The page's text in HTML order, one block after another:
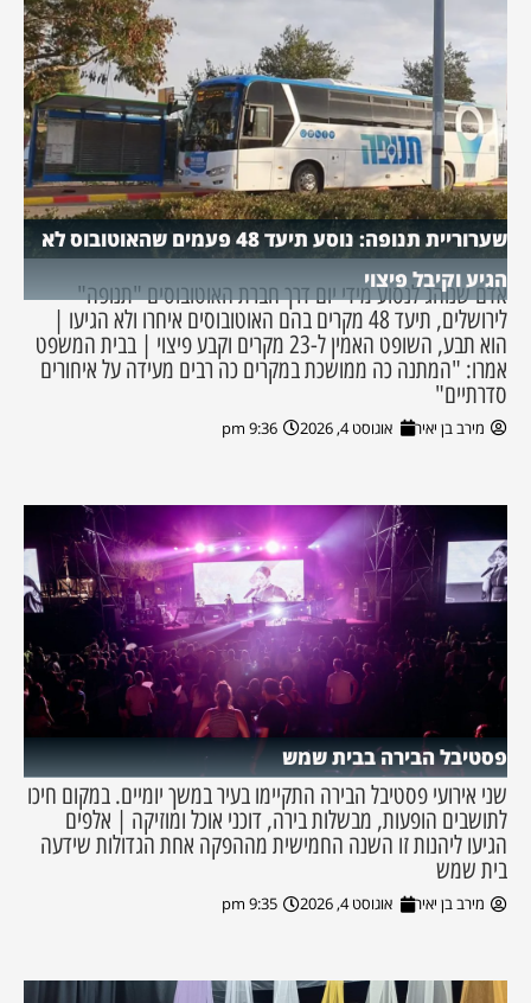
שערוריית תנופה: נוסע תיעד 48 פעמים שהאוטובוס לא
הגיע וקיבל פיצוי
אדם שנוהג לנסוע מידי יום דרך חברת האוטובוסים "תנופה"
לירושלים, תיעד 48 מקרים בהם האוטובוסים איחרו ולא הגיעו |
הוא תבע, השופט האמין ל-23 מקרים וקבע פיצוי | בבית המשפט
אמרו: "המתנה כה ממושכת במקרים כה רבים מעידה על איחורים
סדרתיים"
מירב בן יאיר אוגוסט 4, 2026 9:36 pm
פסטיבל הבירה בבית שמש
שני אירועי פסטיבל הבירה התקיימו בעיר במשך יומיים. במקום חיכו
לתושבים הופעות, מבשלות בירה, דוכני אוכל ומוזיקה | אלפים
הגיעו ליהנות זו השנה החמישית מההפקה אחת הגדולות שידעה
בית שמש
מירב בן יאיר אוגוסט 4, 2026 9:35 pm